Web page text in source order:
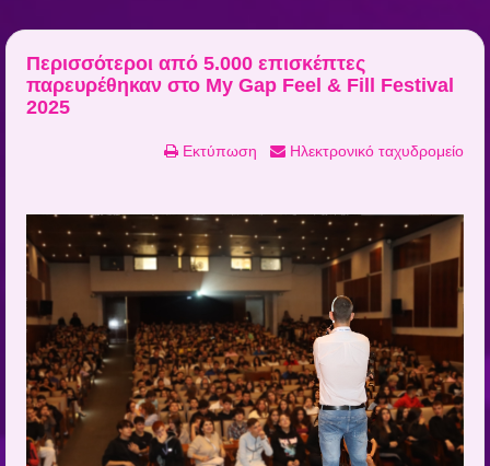
Περισσότεροι από 5.000 επισκέπτες
παρευρέθηκαν στο My Gap Feel & Fill Festival
2025
Εκτύπωση Ηλεκτρονικό ταχυδρομείο